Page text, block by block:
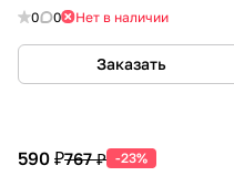
0 0 Нет в наличии
Заказать
590 ₽767 ₽ -23%